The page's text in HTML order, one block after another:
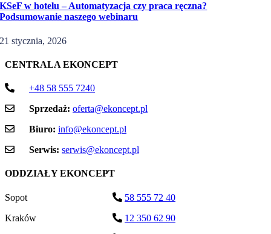
KSeF w hotelu – Automatyzacja czy praca ręczna?
Podsumowanie naszego webinaru
21 stycznia, 2026
CENTRALA EKONCEPT
+48 58 555 7240
Sprzedaż: oferta@ekoncept.pl
Biuro: info@ekoncept.pl
Serwis: serwis@ekoncept.pl
ODDZIAŁY EKONCEPT
Sopot
58 555 72 40
Kraków
12 350 62 90